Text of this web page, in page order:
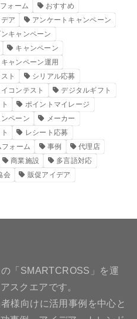
ォーム
おすすめ
ア
アンケートキャンペーン
キャンペーン
キャンペーン
キャンペーン運用
ト
シリアル応募
コンテスト
デジタルギフト
ポイントマイレージ
ペーン
メーカー
レシート応募
フォーム 事例
代理店
商業施設
多言語対応
会 販促アイデア
「SMARTCROSS」を運
スクエアです。
様向けに活用事例を中心と